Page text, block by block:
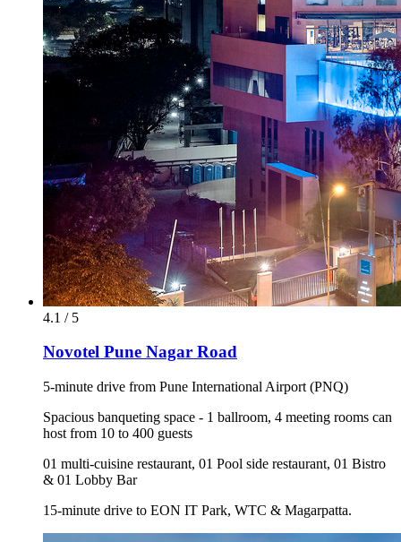
4.1 / 5
Novotel Pune Nagar Road
5-minute drive from Pune International Airport (PNQ)
Spacious banqueting space - 1 ballroom, 4 meeting rooms can
host from 10 to 400 guests
01 multi-cuisine restaurant, 01 Pool side restaurant, 01 Bistro
& 01 Lobby Bar
15-minute drive to EON IT Park, WTC & Magarpatta.